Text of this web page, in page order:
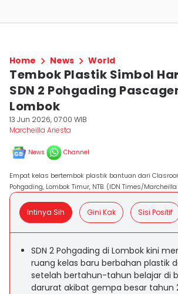
Home News World
Tembok Plastik Simbol
SDN 2 Pohgading
Lombok
13 Jun 2026, 07:00 WIB
Marcheilla Ariesta
News Channel
Empat kelas bertembok plastik bantuan dari
Pohgading, Lombok Timur, NTB. (IDN Times/
Intinya Sih Gini Kak Sisi Positif
SDN 2 Pohgading di Lombok kini
ruang kelas baru berbahan plastik
setelah bertahun-tahun belajar di
darurat akibat gempa besar tahun